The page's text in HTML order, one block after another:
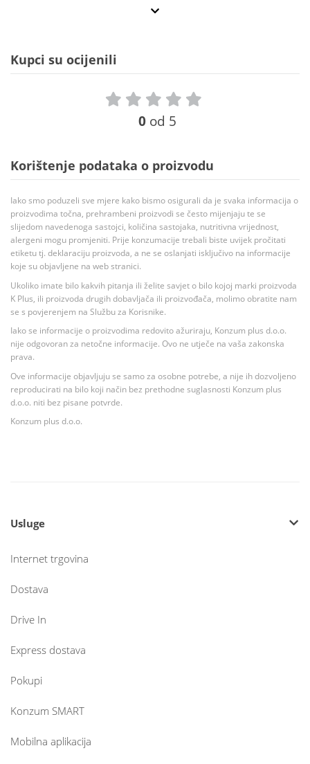
Kupci su ocijenili
0 od 5
Korištenje podataka o proizvodu
Iako smo poduzeli sve mjere kako bismo osigurali da je svaka informacija o
proizvodima točna, prehrambeni proizvodi se često mijenjaju te se
slijedom navedenoga sastojci, količina sastojaka, nutritivna vrijednost,
alergeni mogu promjeniti. Prije konzumacije trebali biste uvijek pročitati
etiketu tj. deklaraciju proizvoda, a ne se oslanjati isključivo na informacije
koje su objavljene na web stranici.
Ukoliko imate bilo kakvih pitanja ili želite savjet o bilo kojoj marki proizvoda
K Plus, ili proizvoda drugih dobavljača ili proizvođača, molimo obratite nam
se s povjerenjem na Službu za Korisnike.
Iako se informacije o proizvodima redovito ažuriraju, Konzum plus d.o.o.
nije odgovoran za netočne informacije. Ovo ne utječe na vaša zakonska
prava.
Ove informacije objavljuju se samo za osobne potrebe, a nije ih dozvoljeno
reproducirati na bilo koji način bez prethodne suglasnosti Konzum plus
d.o.o. niti bez pisane potvrde.
Konzum plus d.o.o.
Usluge
Internet trgovina
Dostava
Drive In
Express dostava
Pokupi
Konzum SMART
Mobilna aplikacija